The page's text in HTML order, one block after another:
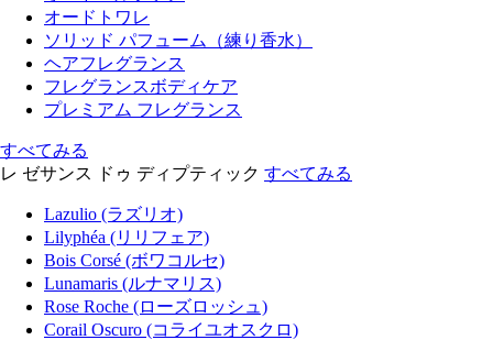
オードトワレ
ソリッド パフューム（練り香水）
ヘアフレグランス
フレグランスボディケア
プレミアム フレグランス
すべてみる
レ ゼサンス ドゥ ディプティック すべてみる
Lazulio (ラズリオ)
Lilyphéa (リリフェア)
Bois Corsé (ボワコルセ)
Lunamaris (ルナマリス)
Rose Roche (ローズロッシュ)
Corail Oscuro (コライユオスクロ)